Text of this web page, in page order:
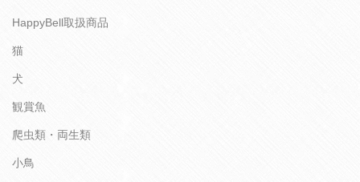
HappyBell取扱商品
猫
犬
観賞魚
爬虫類・両生類
小鳥